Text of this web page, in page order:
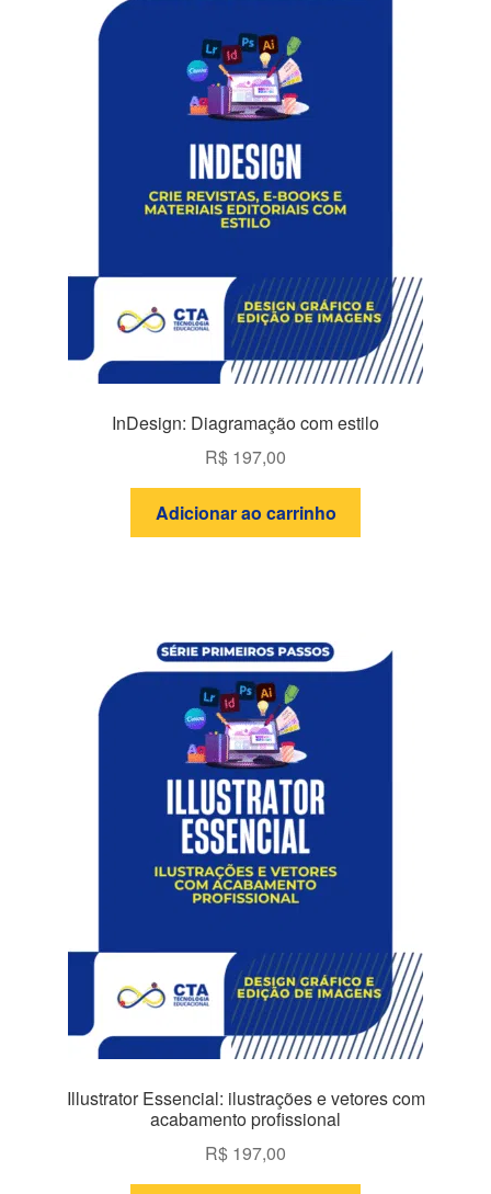
InDesign: Diagramação com estilo
R$ 197,00
Adicionar ao carrinho
Illustrator Essencial: ilustrações e vetores com
acabamento profissional
R$ 197,00